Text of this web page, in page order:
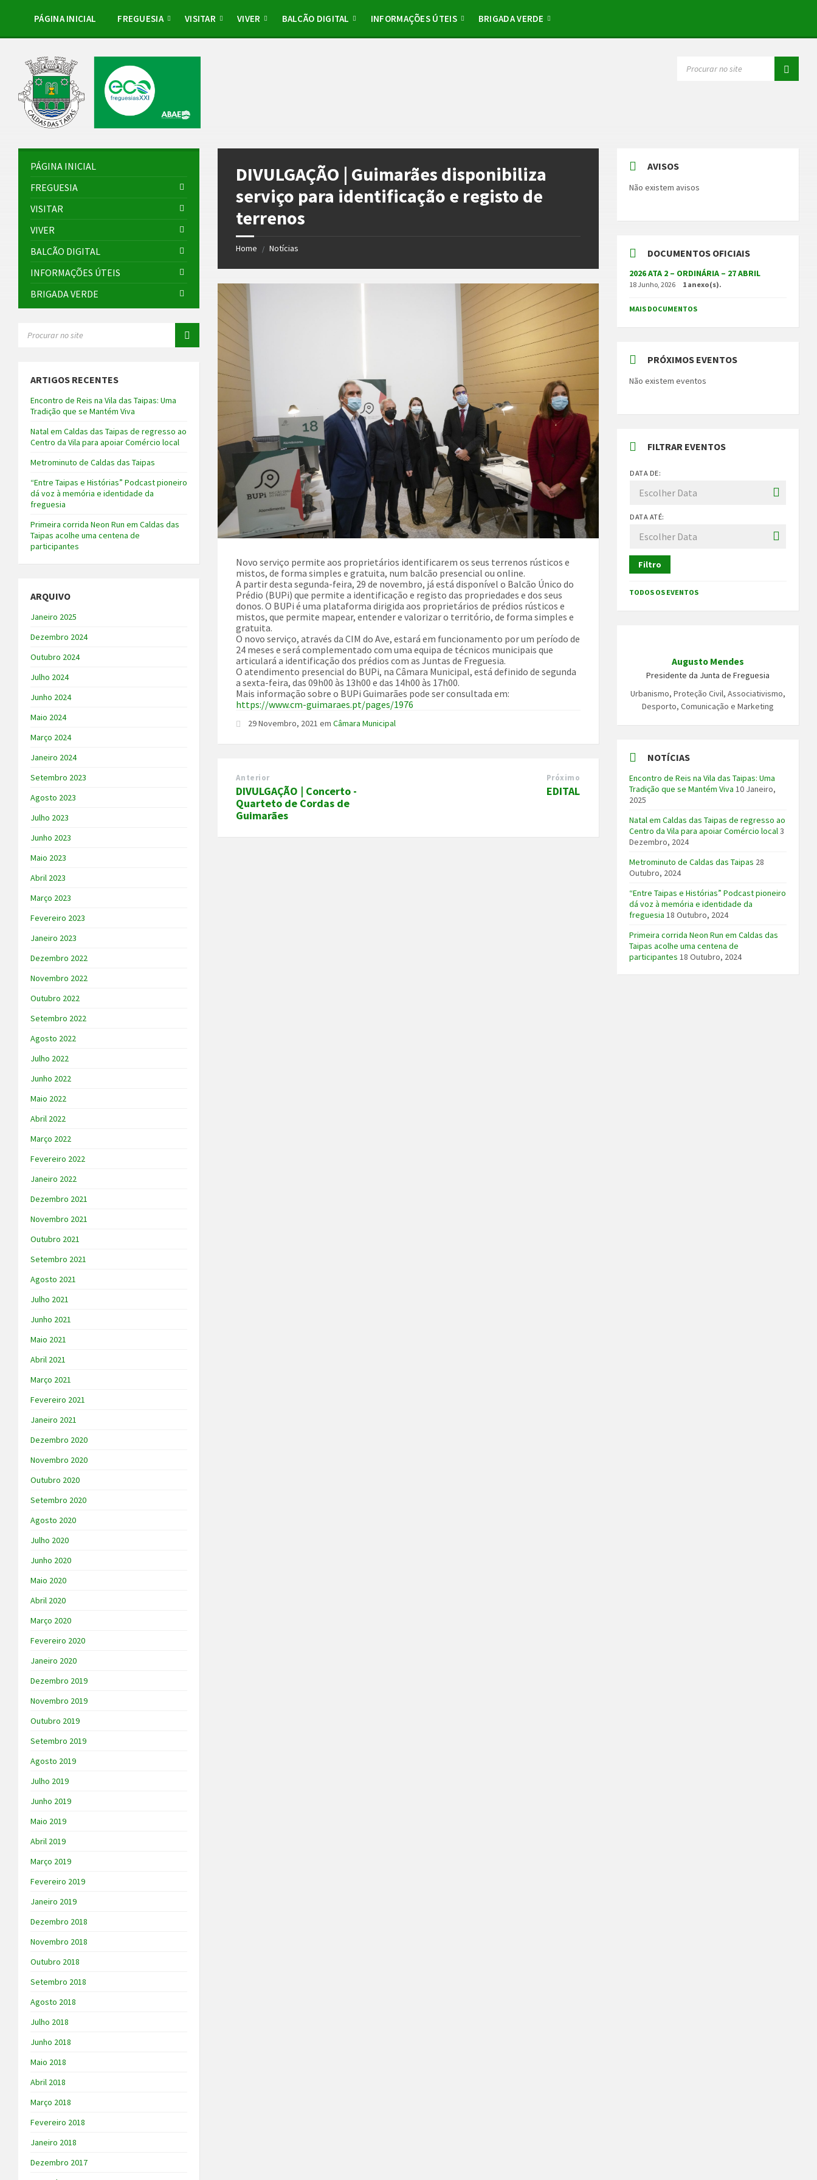
sidebar
sidebar
PÁGINA INICIAL FREGUESIA VISITAR VIVER BALCÃO DIGITAL INFORMAÇÕES ÚTEIS BRIGADA VERDE
DIVULGAÇÃO | Guimarães disponibiliza
serviço para identificação e registo de
terrenos
Home / Notícias
Novo serviço permite aos proprietários identificarem os seus terrenos rústicos e
mistos, de forma simples e gratuita, num balcão presencial ou online.
A partir desta segunda-feira, 29 de novembro, já está disponível o Balcão Único do
Prédio (BUPi) que permite a identificação e registo das propriedades e dos seus
donos. O BUPi é uma plataforma dirigida aos proprietários de prédios rústicos e
mistos, que permite mapear, entender e valorizar o território, de forma simples e
gratuita.
O novo serviço, através da CIM do Ave, estará em funcionamento por um período de
24 meses e será complementado com uma equipa de técnicos municipais que
articulará a identificação dos prédios com as Juntas de Freguesia.
O atendimento presencial do BUPi, na Câmara Municipal, está definido de segunda
a sexta-feira, das 09h00 às 13h00 e das 14h00 às 17h00.
Mais informação sobre o BUPi Guimarães pode ser consultada em:
https://www.cm-guimaraes.pt/pages/1976
29 Novembro, 2021emCâmara Municipal
Anterior
DIVULGAÇÃO | Concerto -
Quarteto de Cordas de
Guimarães
Próximo
EDITAL
PÁGINA INICIAL
FREGUESIA
VISITAR
VIVER
BALCÃO DIGITAL
INFORMAÇÕES ÚTEIS
BRIGADA VERDE
ARTIGOS RECENTES
Encontro de Reis na Vila das Taipas: Uma
Tradição que se Mantém Viva
Natal em Caldas das Taipas de regresso ao
Centro da Vila para apoiar Comércio local
Metrominuto de Caldas das Taipas
“Entre Taipas e Histórias” Podcast pioneiro
dá voz à memória e identidade da
freguesia
Primeira corrida Neon Run em Caldas das
Taipas acolhe uma centena de
participantes
ARQUIVO
Janeiro 2025
Dezembro 2024
Outubro 2024
Julho 2024
Junho 2024
Maio 2024
Março 2024
Janeiro 2024
Setembro 2023
Agosto 2023
Julho 2023
Junho 2023
Maio 2023
Abril 2023
Março 2023
Fevereiro 2023
Janeiro 2023
Dezembro 2022
Novembro 2022
Outubro 2022
Setembro 2022
Agosto 2022
Julho 2022
Junho 2022
Maio 2022
Abril 2022
Março 2022
Fevereiro 2022
Janeiro 2022
Dezembro 2021
Novembro 2021
Outubro 2021
Setembro 2021
Agosto 2021
Julho 2021
Junho 2021
Maio 2021
Abril 2021
Março 2021
Fevereiro 2021
Janeiro 2021
Dezembro 2020
Novembro 2020
Outubro 2020
Setembro 2020
Agosto 2020
Julho 2020
Junho 2020
Maio 2020
Abril 2020
Março 2020
Fevereiro 2020
Janeiro 2020
Dezembro 2019
Novembro 2019
Outubro 2019
Setembro 2019
Agosto 2019
Julho 2019
Junho 2019
Maio 2019
Abril 2019
Março 2019
Fevereiro 2019
Janeiro 2019
Dezembro 2018
Novembro 2018
Outubro 2018
Setembro 2018
Agosto 2018
Julho 2018
Junho 2018
Maio 2018
Abril 2018
Março 2018
Fevereiro 2018
Janeiro 2018
Dezembro 2017
AVISOS
Não existem avisos
DOCUMENTOS OFICIAIS
2026 ATA 2 – ORDINÁRIA – 27 ABRIL
18 Junho, 2026 1 anexo(s).
MAIS DOCUMENTOS
PRÓXIMOS EVENTOS
Não existem eventos
FILTRAR EVENTOS
DATA DE:
DATA ATÉ:
Filtro
TODOS OS EVENTOS
Augusto Mendes
Presidente da Junta de Freguesia
Urbanismo, Proteção Civil, Associativismo,
Desporto, Comunicação e Marketing
NOTÍCIAS
Encontro de Reis na Vila das Taipas: Uma
Tradição que se Mantém Viva 10 Janeiro,
2025
Natal em Caldas das Taipas de regresso ao
Centro da Vila para apoiar Comércio local3
Dezembro, 2024
Metrominuto de Caldas das Taipas 28
Outubro, 2024
“Entre Taipas e Histórias” Podcast pioneiro
dá voz à memória e identidade da
freguesia 18 Outubro, 2024
Primeira corrida Neon Run em Caldas das
Taipas acolhe uma centena de
participantes 18 Outubro, 2024